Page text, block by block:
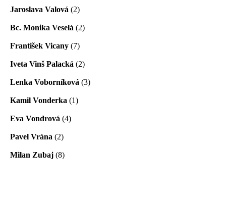
Jaroslava Valová (2)
Bc. Monika Veselá (2)
František Vicany (7)
Iveta Vinš Palacká (2)
Lenka Voborníková (3)
Kamil Vonderka (1)
Eva Vondrová (4)
Pavel Vrána (2)
Milan Zubaj (8)